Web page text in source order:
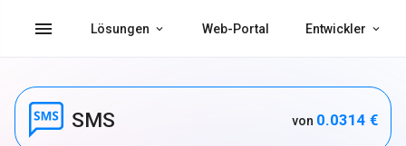
menu Lösungen Web-Portal Entwickler
SMS von 0.0314 €